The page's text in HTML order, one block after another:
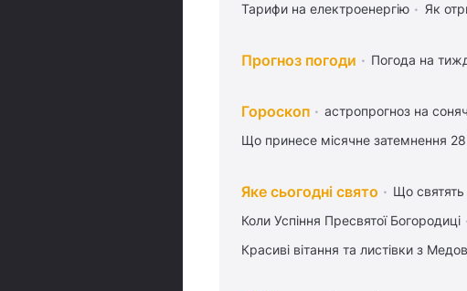
Тарифи на електроенергію
Як
Прогноз погоди Погода на
Гороскоп астропрогноз на
Що принесе місячне затемнення
Яке сьогодні свято Що
Коли Успіння Пресвятої Богородиці
Красиві вітання та листівки з